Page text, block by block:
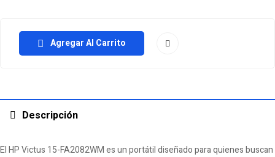
Agregar Al Carrito
Descripción
El HP Victus 15-FA2082WM es un portátil diseñado para quienes buscan